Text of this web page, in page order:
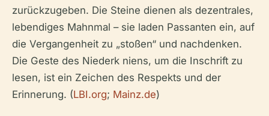
zurückzugeben. Die Steine dienen als dezentrales,
lebendiges Mahnmal – sie laden Passanten ein, auf
die Vergangenheit zu „stoßen“ und nachdenken.
Die Geste des Niederk niens, um die Inschrift zu
lesen, ist ein Zeichen des Respekts und der
Erinnerung. (LBI.org; Mainz.de)